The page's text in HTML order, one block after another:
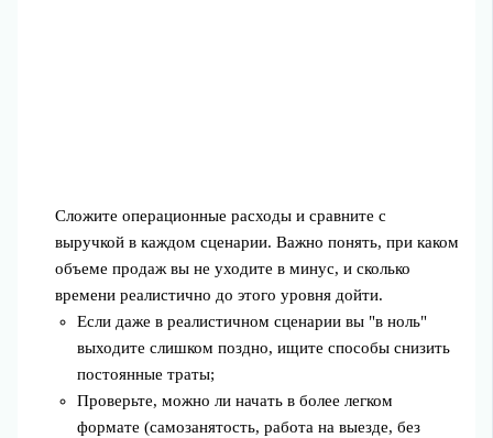
Сложите операционные расходы и сравните с
выручкой в каждом сценарии. Важно понять, при каком
объеме продаж вы не уходите в минус, и сколько
времени реалистично до этого уровня дойти.
Если даже в реалистичном сценарии вы "в ноль"
выходите слишком поздно, ищите способы снизить
постоянные траты;
Проверьте, можно ли начать в более легком
формате (самозанятость, работа на выезде, без